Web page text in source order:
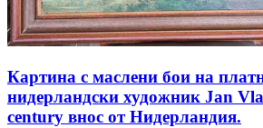
Картина с маслени бои на
нидерландски художник Jan
century внос от Нидерландия.